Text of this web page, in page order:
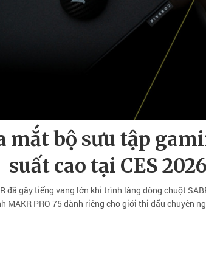
mắt bộ sưu tập
suất cao tại CES 2026
đã gây tiếng vang lớn khi trình làng dòng chuột
MAKR PRO 75 dành riêng cho giới thi đấu chuyên